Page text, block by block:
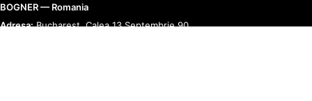
BOGNER — Romania
Adresa:Bucharest, Calea 13 Septembrie 90